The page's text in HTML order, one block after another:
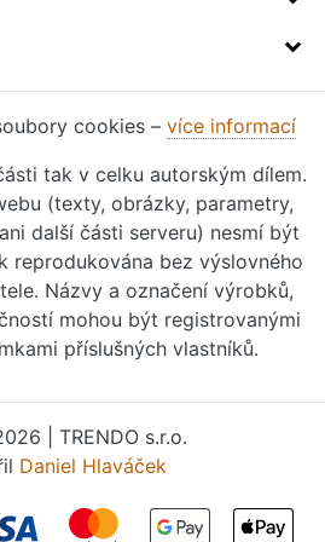
cookies – více informací
tak v celku autorským dílem.
(texty, obrázky, parametry,
další části serveru) nesmí být
reprodukována bez výslovného
Názvy a označení výrobků,
mohou být registrovanými
příslušných vlastníků.
| TRENDO s.r.o.
Daniel Hlaváček